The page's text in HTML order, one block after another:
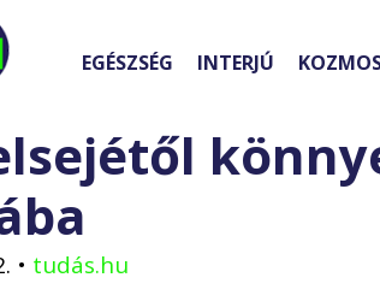
EGÉSZSÉG INTERJÚ
• tudás.hu